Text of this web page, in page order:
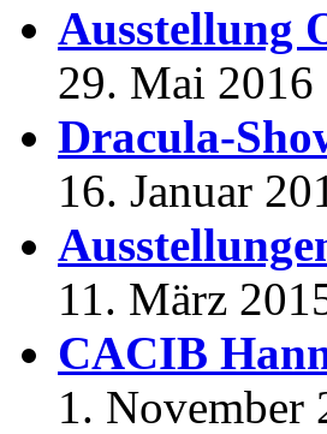
Ausstellung
29. Mai 2016
Dracula-
16. Januar
11. März
CACIB
1. November